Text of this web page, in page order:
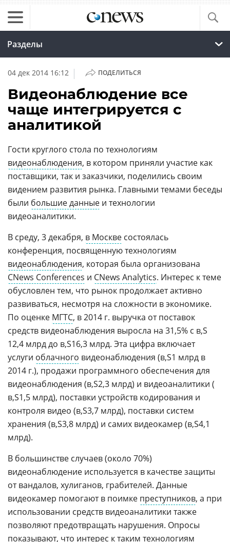
Разделы
04 дек 2014 16:12 | ПОДЕЛИТЬСЯ
Видеонаблюдение все
чаще интегрируется с
аналитикой
Гости круглого стола по технологиям
видеонаблюдения, в котором приняли участие как
поставщики, так и заказчики, поделились своим
видением развития рынка. Главными темами беседы
были большие данные и технологии
видеоаналитики.
В среду, 3 декабря, в Москве состоялась
конференция, посвященную технологиям
видеонаблюдения, которая была организована
CNews Conferences и CNews Analytics. Интерес к теме
обусловлен тем, что рынок продолжает активно
развиваться, несмотря на сложности в экономике.
По оценке МГТС, в 2014 г. выручка от поставок
средств видеонаблюдения выросла на 31,5% с
12,4 млрд до
16,3 млрд. Эта цифра включает
услуги облачного видеонаблюдения (
1 млрд в
2014 г.), продажи программного обеспечения для
видеонаблюдения (
2,3 млрд) и видеоаналитики (
1,5 млрд), поставки устройств кодирования и
контроля видео (
3,7 млрд), поставки систем
хранения (
3,8 млрд) и самих видеокамер (
4,1
млрд).
В большинстве случаев (около 70%)
видеонаблюдение используется в качестве защиты
от вандалов, хулиганов, грабителей. Данные
видеокамер помогают в поимке преступников, а при
использовании средств видеоаналитики также
позволяют предотвращать нарушения. Опросы
показывают, что интерес к таким технологиям